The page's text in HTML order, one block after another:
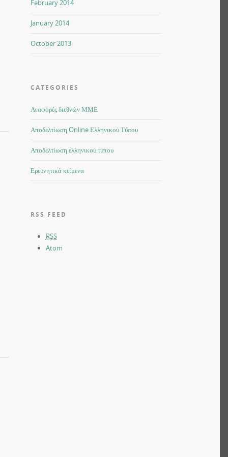
February 2014
January 2014
October 2013
CATEGORIES
Αναφορές διεθνών ΜΜΕ
Αποδελτίωση Online Ελληνικού Τύπου
Αποδελτίωση ελληνικού τύπου
Ερευνητικά κείμενα
RSS FEED
RSS
Atom